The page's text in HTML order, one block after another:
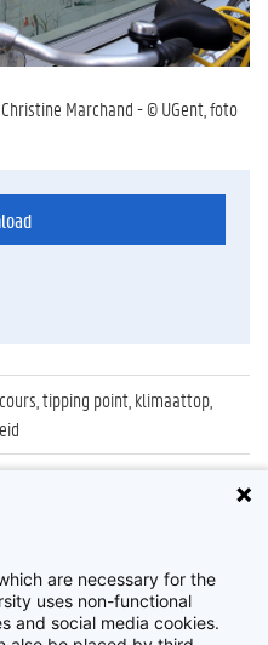
Marchand - © UGent, foto
tipping point, klimaattop,
2015
'Tipping Point'
are necessary for the
uses non-functional
and social media cookies.